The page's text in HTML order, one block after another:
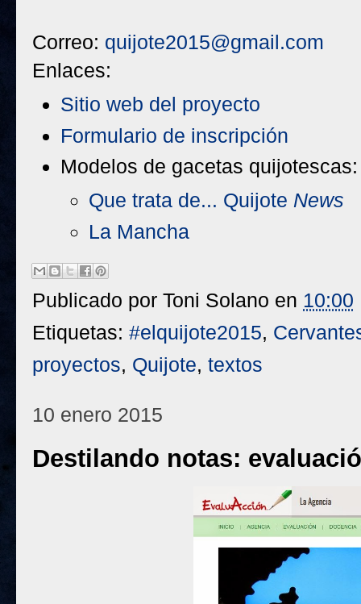
Correo: quijote2015@gmail.com
Enlaces:
Sitio web del proyecto
Formulario de inscripción
Modelos de gacetas quijotescas:
Que trata de... Quijote News
La Mancha
Publicado por Toni Solano en 10:00
Etiquetas: #elquijote2015,
proyectos, Quijote, textos
10 enero 2015
Destilando notas: